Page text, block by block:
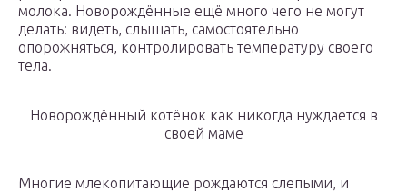
молока. Новорождённые ещё много чего не могут
делать: видеть, слышать, самостоятельно
опорожняться, контролировать температуру своего
тела.
Новорождённый котёнок как никогда нуждается в
своей маме
Многие млекопитающие рождаются слепыми, и